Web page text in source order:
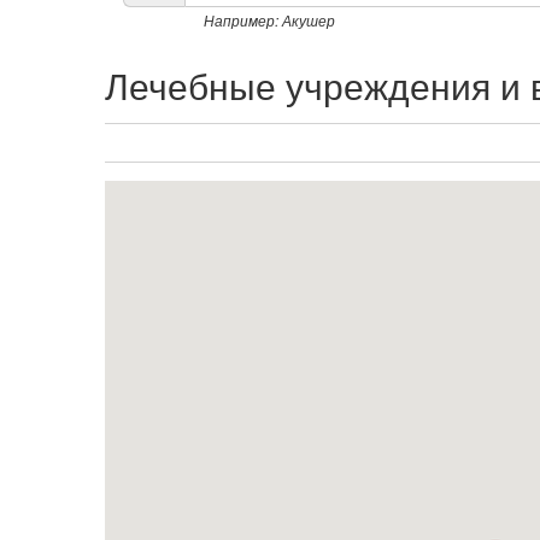
списку
Например: Акушер
Лечебные учреждения и